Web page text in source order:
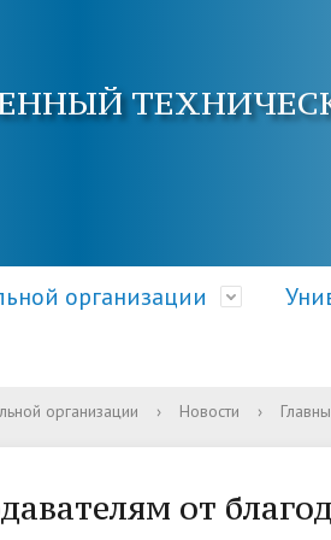
организации
Документы
Образовательные стандарты
Кафедры АнГТУ
Наука и инновации
Документы и справки
организации › Новости ›
от